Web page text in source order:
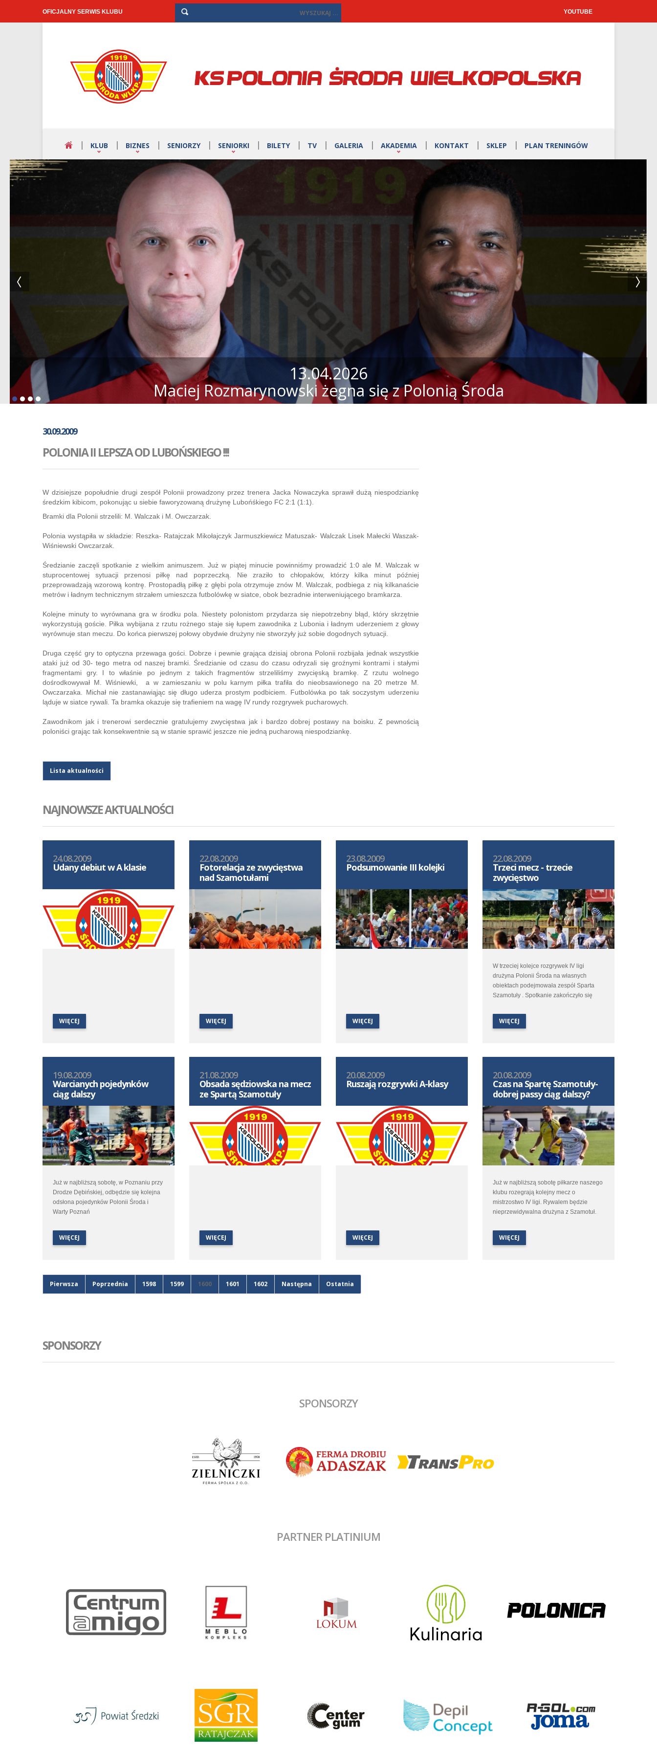
OFICJALNY SERWIS KLUBU YOUTUBE
KLUB BIZNES SENIORZY SENIORKI BILETY TV GALERIA AKADEMIA KONTAKT SKLEP PLAN TRENINGÓW
13.04.2026
Maciej Rozmarynowski żegna się z Polonią Środa
30.09.2009
POLONIA II LEPSZA OD LUBOŃSKIEGO !!!
W dzisiejsze popołudnie drugi zespół Polonii prowadzony przez trenera Jacka Nowaczyka sprawił dużą niespodziankę
średzkim kibicom, pokonując u siebie faworyzowaną drużynę Lubońśkiego FC 2:1 (1:1).
Bramki dla Polonii strzelili: M. Walczak i M. Owczarzak.
Polonia wystąpiła w składzie: Reszka- Ratajczak Mikołajczyk Jarmuszkiewicz Matuszak- Walczak Lisek Małecki Waszak-
Wiśniewski Owczarzak.
Średzianie zaczęli spotkanie z wielkim animuszem. Już w piątej minucie powinniśmy prowadzić 1:0 ale M. Walczak w
stuprocentowej sytuacji przenosi piłkę nad poprzeczką. Nie zraziło to chłopaków, którzy kilka minut później
przeprowadzają wzorową kontrę. Prostopadłą piłkę z głębi pola otrzymuje znów M. Walczak, podbiega z nią kilkanaście
metrów i ładnym technicznym strzałem umieszcza futbolówkę w siatce, obok bezradnie interweniującego bramkarza.
Kolejne minuty to wyrównana gra w środku pola. Niestety polonistom przydarza się niepotrzebny błąd, który skrzętnie
wykorzystują goście. Piłka wybijana z rzutu rożnego staje się łupem zawodnika z Lubonia i ładnym uderzeniem z głowy
wyrównuje stan meczu. Do końca pierwszej połowy obydwie drużyny nie stworzyły już sobie dogodnych sytuacji.
Druga część gry to optyczna przewaga gości. Dobrze i pewnie grająca dzisiaj obrona Polonii rozbijała jednak wszystkie
ataki już od 30- tego metra od naszej bramki. Średzianie od czasu do czasu odryzali się groźnymi kontrami i stałymi
fragmentami gry. I to właśnie po jednym z takich fragmentów strzeliliśmy zwycięską bramkę. Z rzutu wolnego
dośrodkowywał M. Wiśniewki, a w zamieszaniu w polu karnym piłka trafiła do nieobsawionego na 20 metrze M.
Owczarzaka. Michał nie zastanawiąjąc się długo uderza prostym podbiciem. Futbolówka po tak soczystym uderzeniu
ląduje w siatce rywali. Ta bramka okazuje się trafieniem na wagę IV rundy rozgrywek pucharowych.
Zawodnikom jak i trenerowi serdecznie gratulujemy zwycięstwa jak i bardzo dobrej postawy na boisku. Z pewnością
poloniści grając tak konsekwentnie są w stanie sprawić jeszcze nie jedną pucharową niespodziankę.
Lista aktualności
NAJNOWSZE AKTUALNOŚCI
24.08.2009
Udany debiut w A klasie
WIĘCEJ
22.08.2009
Fotorelacja ze zwycięstwa
nad Szamotułami
WIĘCEJ
23.08.2009
Podsumowanie III kolejki
WIĘCEJ
22.08.2009
Trzeci mecz - trzecie
zwycięstwo
W trzeciej kolejce rozgrywek IV ligi
drużyna Polonii Środa na własnych
obiektach podejmowała zespół Sparta
Szamotuły . Spotkanie zakończyło się
WIĘCEJ
19.08.2009
Warcianych pojedynków
ciąg dalszy
Już w najbliższą sobotę, w Poznaniu przy
Drodze Dębińskiej, odbędzie się kolejna
odsłona pojedynków Polonii Środa i
Warty Poznań
WIĘCEJ
21.08.2009
Obsada sędziowska na mecz
ze Spartą Szamotuły
WIĘCEJ
20.08.2009
Ruszają rozgrywki A-klasy
WIĘCEJ
20.08.2009
Czas na Spartę Szamotuły-
dobrej passy ciąg dalszy?
Już w najbliższą sobotę piłkarze naszego
klubu rozegrają kolejny mecz o
mistrzostwo IV ligi. Rywalem będzie
nieprzewidywalna drużyna z Szamotuł.
czy drużyne stać na utrzymanie dobrego
poziomu gry z dwóch pierwszych spotkań
WIĘCEJ
Pierwsza Poprzednia 1598 1599 1600 1601 1602 Następna Ostatnia
SPONSORZY
SPONSORZY
PARTNER PLATINIUM